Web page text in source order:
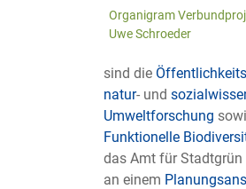
Organigram
Uwe Schroeder
sind die
natur- und
Umweltforschung
Funktionelle
das Amt für Stadtgrün
an einem